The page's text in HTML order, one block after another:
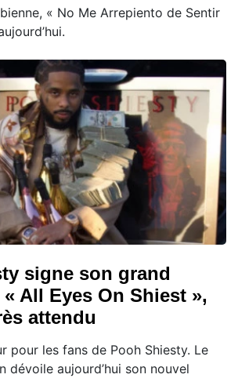
« No Me Arrepiento de Sentir
signe son grand
All Eyes On Shiest »,
attendu
pour les fans de Pooh Shiesty. Le
dévoile aujourd’hui son nouvel